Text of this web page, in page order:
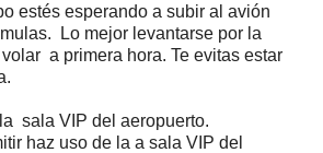
estés esperando a subir al avión
Lo mejor levantarse por la
a primera hora. Te evitas estar
sala VIP del aeropuerto.
haz uso de la a sala VIP del